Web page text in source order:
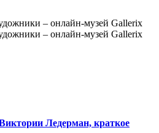
Ледерман, краткое